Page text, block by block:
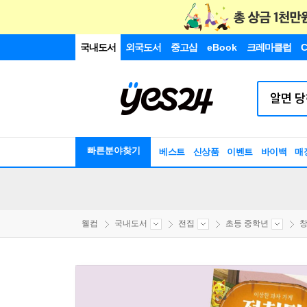
국내도서 외국도서 중고샵 eBook 크레마클럽
빠른분야찾기 베스트 신상품 이벤트 바이백 매
웰컴 국내도서 전집 초등 중학년